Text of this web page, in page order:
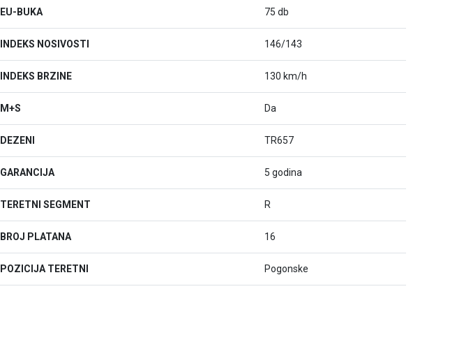
EU-BUKA 75 db
INDEKS NOSIVOSTI 146/143
INDEKS BRZINE 130 km/h
M+S Da
DEZENI TR657
GARANCIJA 5 godina
TERETNI SEGMENT R
BROJ PLATANA 16
POZICIJA TERETNI Pogonske